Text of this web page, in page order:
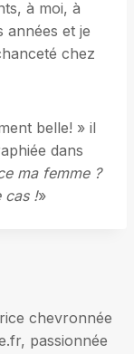
à moi, à
années et je
chez
belle! » il
dans
ma femme ?
cas !»
chevronnée
passionnée